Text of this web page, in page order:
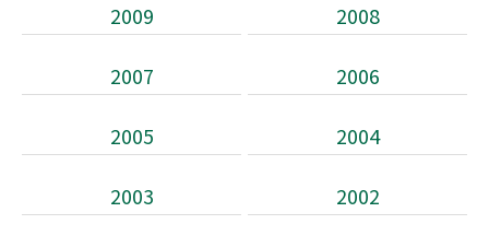
2009 2008
2007 2006
2005 2004
2003 2002